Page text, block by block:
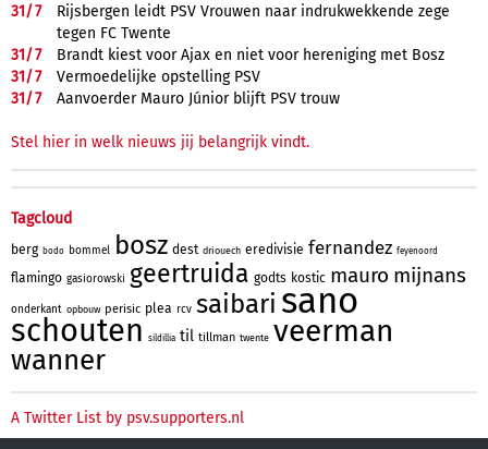
31/7
Rijsbergen leidt PSV Vrouwen naar indrukwekkende zege
tegen FC Twente
31/7
Brandt kiest voor Ajax en niet voor hereniging met Bosz
31/7
Vermoedelijke opstelling PSV
31/7 Aanvoerder Mauro Júnior blijft PSV trouw
Stel hier in welk nieuws jij belangrijk vindt.
Tagcloud
berg bodo bommel bosz dest driouech eredivisie fernandez feyenoord
flamingo gasiorowski geertruida godts kostic mauro mijnans
onderkant opbouw perisic plea rcv saibari sano
schouten sildillia til tillman twente veerman
wanner
A Twitter List by psv.supporters.nl